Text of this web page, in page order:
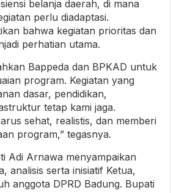
belanja daerah, di mana
perlu diadaptasi.
bahwa kegiatan prioritas dan
perhatian utama.
Bappeda dan BPKAD untuk
program. Kegiatan yang
dasar, pendidikan,
tetap kami jaga.
sehat, realistis, dan memberi
program,” tegasnya.
Adi Arnawa menyampaikan
analisis serta inisiatif Ketua,
anggota DPRD Badung. Bupati